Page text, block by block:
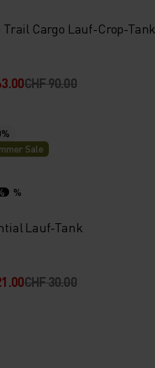
Trail Cargo Lauf-Crop-Tank
CHF 90.00
Sale
%
Lauf-Tank
CHF 30.00